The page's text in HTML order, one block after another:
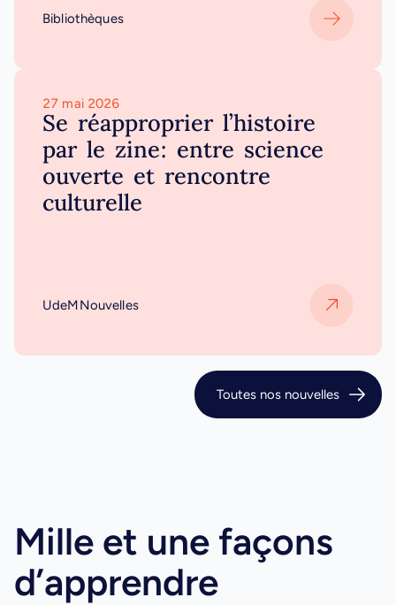
Bibliothèques
27 mai 2026
Se réapproprier l’histoire
par le zine: entre science
ouverte et rencontre
culturelle
UdeMNouvelles
Toutes nos nouvelles
Mille et une façons
d’apprendre